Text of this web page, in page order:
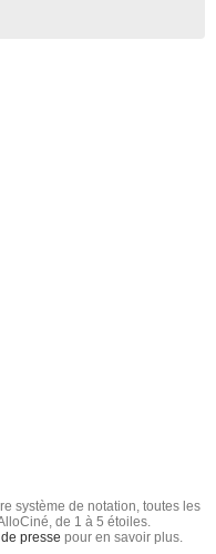
système de notation, toutes les
de 1 à 5 étoiles.
presse pour en savoir plus.